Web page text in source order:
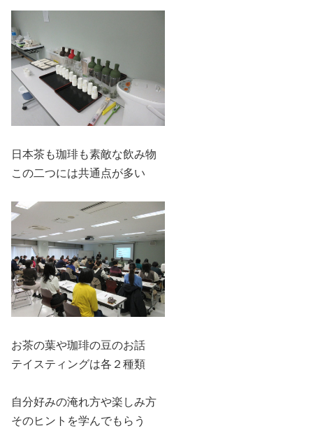
日本茶も珈琲も素敵な飲み物
この二つには共通点が多い
お茶の葉や珈琲の豆のお話
テイスティングは各２種類
自分好みの淹れ方や楽しみ方
そのヒントを学んでもらう